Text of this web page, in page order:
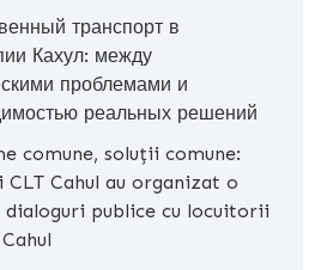
транспорт в
Кахул: между
проблемами и
реальных решений
comune, soluții comune:
CLT Cahul au organizat o
dialoguri publice cu locuitorii